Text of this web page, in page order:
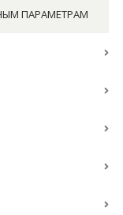
ПАРАМЕТРАМ